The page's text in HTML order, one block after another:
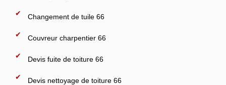
Changement de tuile 66
Couvreur charpentier 66
Devis fuite de toiture 66
Devis nettoyage de toiture 66